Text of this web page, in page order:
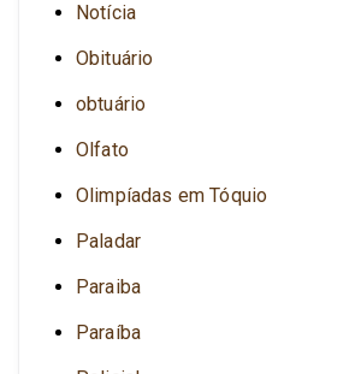
Notícia
Obituário
obtuário
Olfato
Olimpíadas em Tóquio
Paladar
Paraiba
Paraíba